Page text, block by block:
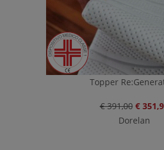
Topper
€ 391,00 €
Dorelan